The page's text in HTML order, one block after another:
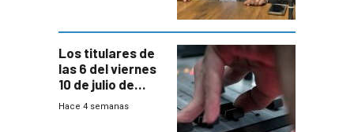
Los titulares de
las 6 del viernes
10 de julio de
2026
Hace 4 semanas